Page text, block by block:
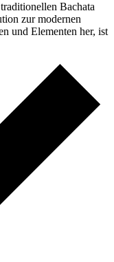
Bachata
zur modernen
und Elementen her, ist